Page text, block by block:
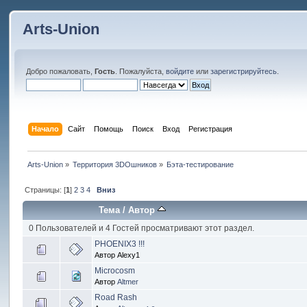
Arts-Union
Добро пожаловать,Гость . Пожалуйста,войдите илизарегистрируйтесь
Начало Сайт Помощь Поиск Вход Регистрация
Arts-Union» Территория 3DOшников » Бэта-тестирование
Страницы: [1] 2 3 4 Вниз
Тема/ Автор
0 Пользователей и 4 Гостей просматривают этот раздел.
PHOENIX3 !!!
Автор Alexy1
Microcosm
АвторAltmer
Road Rash